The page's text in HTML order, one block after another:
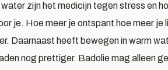
zijn het medicijn tegen stress en
je. Hoe meer je ontspant hoe meer
Daarnaast heeft bewegen in warm
nog prettiger. Badolie mag alleen